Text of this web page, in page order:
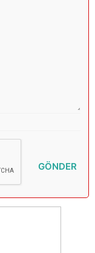
GÖNDER